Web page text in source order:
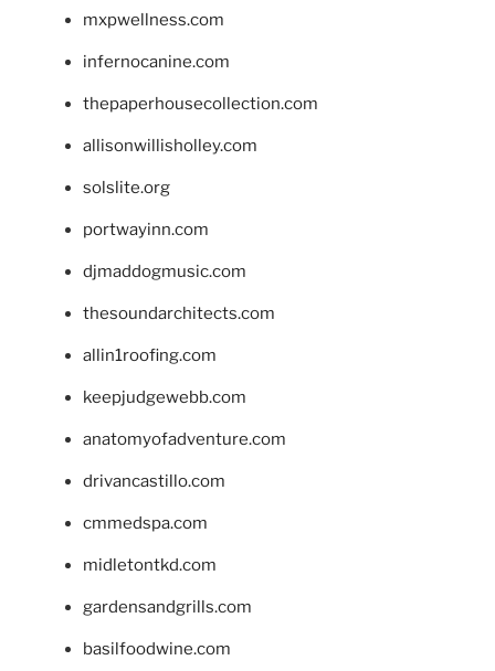
mxpwellness.com
infernocanine.com
thepaperhousecollection.com
allisonwillisholley.com
solslite.org
portwayinn.com
djmaddogmusic.com
thesoundarchitects.com
allin1roofing.com
keepjudgewebb.com
anatomyofadventure.com
drivancastillo.com
cmmedspa.com
midletontkd.com
gardensandgrills.com
basilfoodwine.com